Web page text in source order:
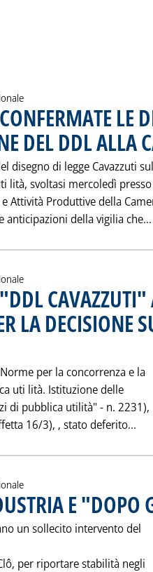
LE
DEL DDL ALLA
disegno di legge Cavazzuti
lità, svoltasi mercoledì
Attività Produttive della
della vigilia che...
CAVAZZUTI"
LA DECISIONE
per la concorrenza e la
uti lità. Istituzione delle
di pubblica utilità" - n. 2231),
16/3), ‚ stato deferito...
E "DOPO
un sollecito intervento del
per riportare stabilità negli